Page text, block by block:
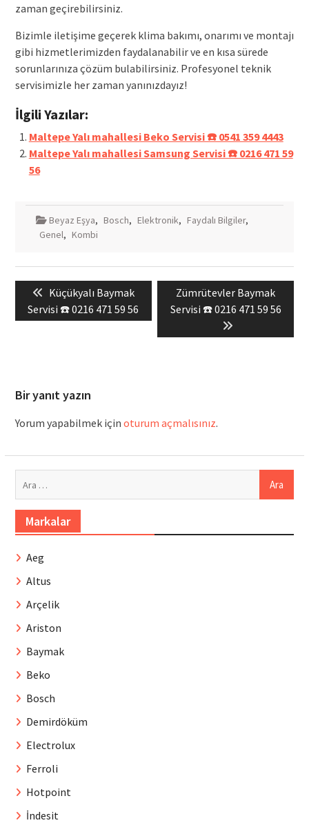
zaman geçirebilirsiniz.
Bizimle iletişime geçerek klima bakımı, onarımı ve montajı
gibi hizmetlerimizden faydalanabilir ve en kısa sürede
sorunlarınıza çözüm bulabilirsiniz. Profesyonel teknik
servisimizle her zaman yanınızdayız!
İlgili Yazılar:
Maltepe Yalı mahallesi Beko Servisi ☎️ 0541 359 4443
Maltepe Yalı mahallesi Samsung Servisi ☎️ 0216 471 59
56
Beyaz Eşya, Bosch, Elektronik, Faydalı Bilgiler,
Genel, Kombi
Yazı
gezinmesi
Previous
post:
Küçükyalı Baymak
Servisi ☎️ 0216 471 59 56
Next
post:
Zümrütevler Baymak
Servisi ☎️ 0216 471 59 56
Bir yanıt yazın
Yorum yapabilmek için oturum açmalısınız.
Markalar
Aeg
Altus
Arçelik
Ariston
Baymak
Beko
Bosch
Demirdöküm
Electrolux
Ferroli
Hotpoint
İndesit